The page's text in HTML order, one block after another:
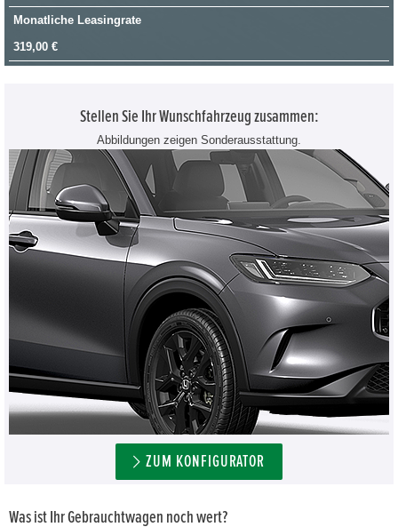
Monatliche Leasingrate
319,00 €
Stellen Sie Ihr Wunschfahrzeug zusammen:
Abbildungen zeigen Sonderausstattung.
ZUM KONFIGURATOR
Was ist Ihr Gebrauchtwagen noch wert?